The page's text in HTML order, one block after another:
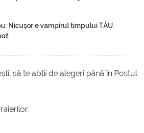
Nicușor e vampirul timpului TĂU.
să te abții de alegeri până în Postul